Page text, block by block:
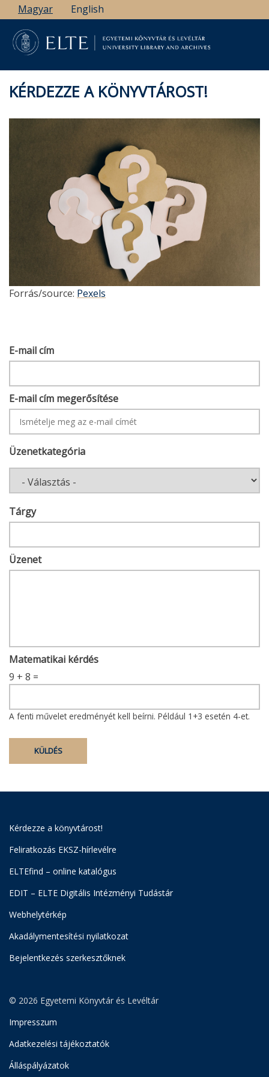
Ugrás
a
tartalomra
Magyar English
KÉRDEZZE A KÖNYVTÁROST!
Forrás/source: Pexels
E-
MAIL
E-mail cím
E-mail cím megerősítése
Üzenetkategória
Tárgy
Üzenet
Matematikai kérdés
9 + 8 =
A fenti művelet eredményét kell beírni. Például 1+3 esetén 4-et.
Kérdezze a könyvtárost!
Feliratkozás EKSZ-hírlevélre
ELTEfind – online katalógus
EDIT – ELTE Digitális Intézményi Tudástár
Webhelytérkép
Akadálymentesítési nyilatkozat
Bejelentkezés szerkesztőknek
© 2026 Egyetemi Könyvtár és Levéltár
Impresszum
Adatkezelési tájékoztatók
Álláspályázatok